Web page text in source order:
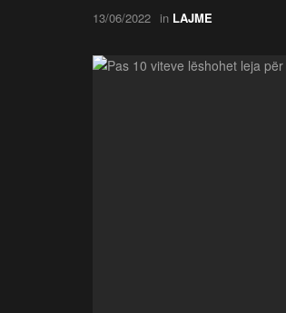
13/06/2022 in LAJME